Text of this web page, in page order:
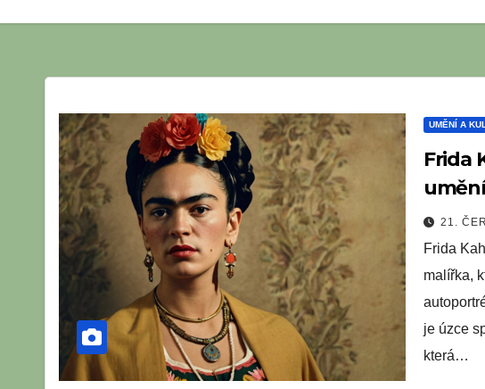
UMĚNÍ A
Frida
21.
Frida
malířka,
je úzce
která…